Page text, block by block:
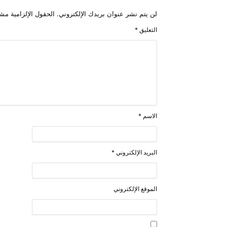
لن يتم نشر عنوان بريدك الإلكتروني. الحقول الإلزامية
التعليق *
الاسم *
البريد الإلكتروني *
الموقع الإلكتروني